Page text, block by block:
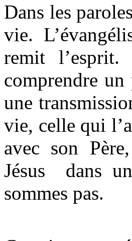
Dans les
vie.
remit l’esprit.
comprendre
une
vie, celle qui
avec son
Jésus dans
sommes pas.